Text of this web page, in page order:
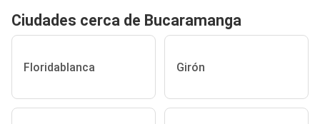
Ciudades cerca de Bucaramanga
Floridablanca Girón